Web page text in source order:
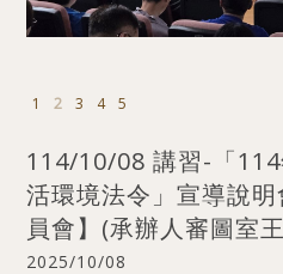
1 2 3 4 5
114/10/08 講習-「
活環境法令」宣導說
員會】(承辦人審圖室
2025/10/08